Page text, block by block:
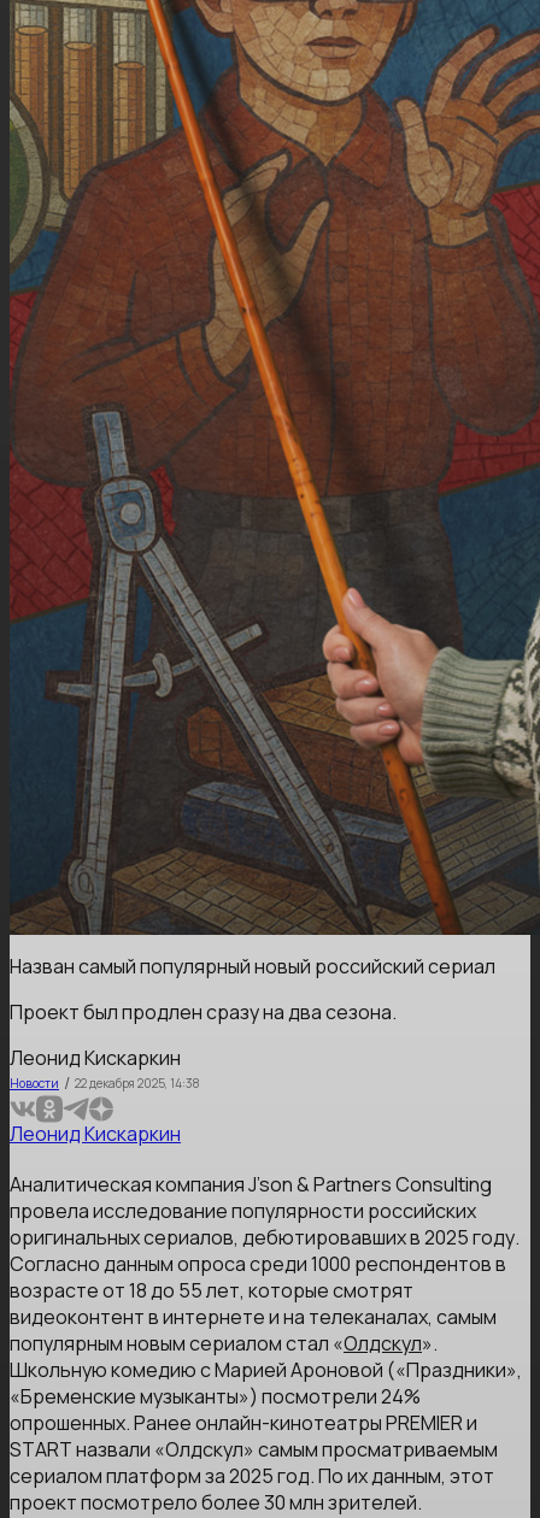
Назван самый популярный новый российский сериал
Проект был продлен сразу на два сезона.
Леонид Кискаркин
Новости / 22 декабря 2025, 14:38
Леонид Кискаркин
Аналитическая компания J’son & Partners Consulting
провела исследование популярности российских
оригинальных сериалов, дебютировавших в 2025 году.
Согласно данным опроса среди 1000 респондентов в
возрасте от 18 до 55 лет, которые смотрят
видеоконтент в интернете и на телеканалах, самым
популярным новым сериалом стал «Олдскул».
Школьную комедию с Марией Ароновой («Праздники»,
«Бременские музыканты») посмотрели 24%
опрошенных. Ранее онлайн-кинотеатры PREMIER и
START назвали «Олдскул» самым просматриваемым
сериалом платформ за 2025 год. По их данным, этот
проект посмотрело более 30 млн зрителей.